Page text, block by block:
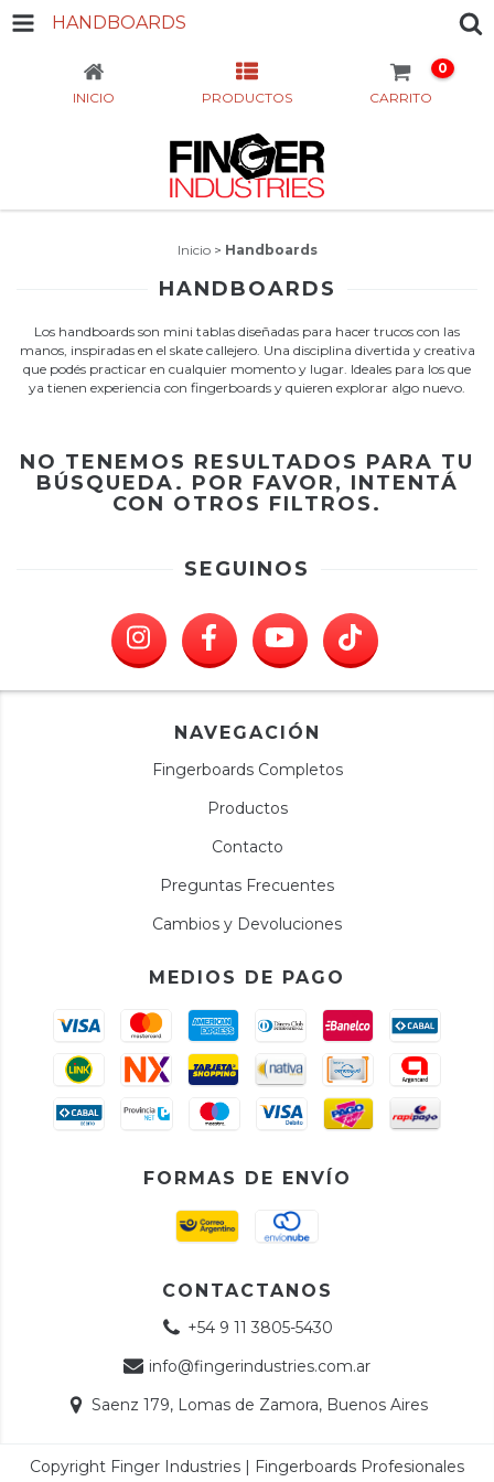
HANDBOARDS
INICIO PRODUCTOS CARRITO
0
Inicio > Handboards
HANDBOARDS
Los handboards son mini tablas diseñadas para hacer trucos con las
manos, inspiradas en el skate callejero. Una disciplina divertida y creativa
que podés practicar en cualquier momento y lugar. Ideales para los que
ya tienen experiencia con fingerboards y quieren explorar algo nuevo.
NO TENEMOS RESULTADOS PARA TU
BÚSQUEDA. POR FAVOR, INTENTÁ
CON OTROS FILTROS.
SEGUINOS
NAVEGACIÓN
Fingerboards Completos
Productos
Contacto
Preguntas Frecuentes
Cambios y Devoluciones
MEDIOS DE PAGO
FORMAS DE ENVÍO
CONTACTANOS
+54 9 11 3805-5430
info@fingerindustries.com.ar
Saenz 179, Lomas de Zamora, Buenos Aires
Copyright Finger Industries | Fingerboards Profesionales